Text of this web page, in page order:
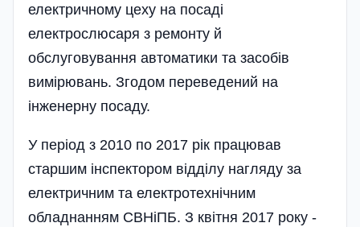
електричному цеху на посаді
електрослюсаря з ремонту й
обслуговування автоматики та засобів
вимірювань. Згодом переведений на
інженерну посаду.
У період з 2010 по 2017 рік працював
старшим інспектором відділу нагляду за
електричним та електротехнічним
обладнанням СВНіПБ. З квітня 2017 року -